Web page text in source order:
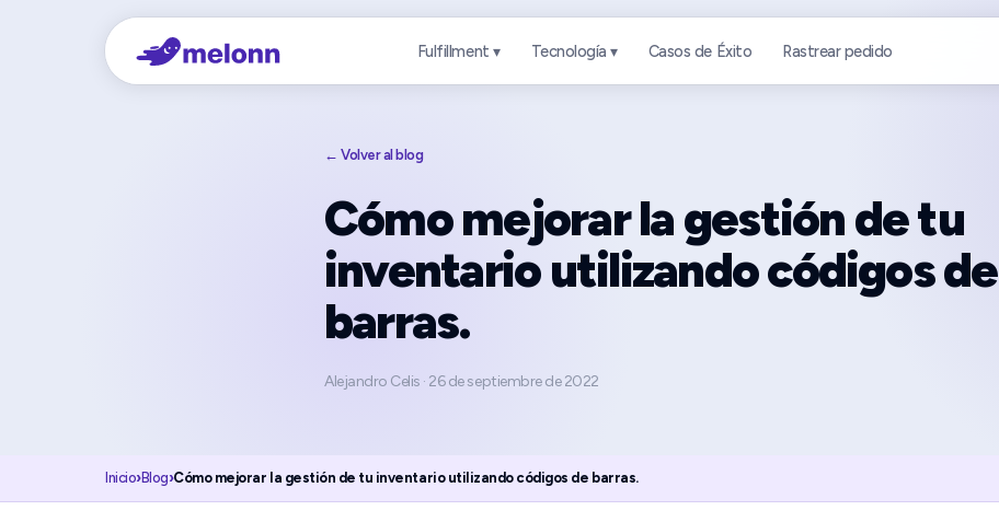
Fulfillment ▾ Tecnología ▾ Casos de Éxito Rastrear pedido
← Volver al blog
Cómo mejorar la gestión de tu
inventario utilizando códigos de
barras.
Alejandro Celis · 26 de septiembre de 2022
Inicio›Blog›Cómo mejorar la gestión de tu inventario utilizando códigos de barras.